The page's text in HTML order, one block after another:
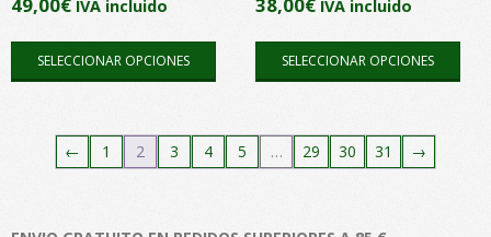
producto
IVA incluido
SELECCIONAR OPCIONES
Este
variantes.
IVA incluido
SELECCIONAR OPCIONES
Este
← 1 2 3 4 5 … 29 30 31 →